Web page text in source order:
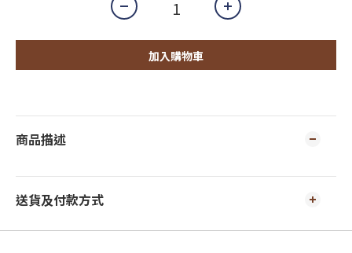
加入購物車
商品描述
送貨及付款方式